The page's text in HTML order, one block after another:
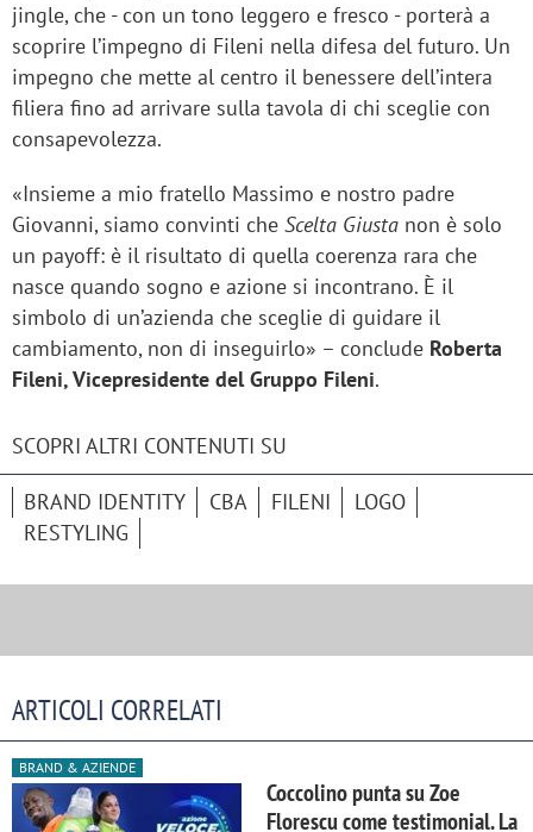
jingle, che - con un tono leggero e fresco - porterà a
scoprire l’impegno di Fileni nella difesa del futuro. Un
impegno che mette al centro il benessere dell’intera
filiera fino ad arrivare sulla tavola di chi sceglie con
consapevolezza.
«Insieme a mio fratello Massimo e nostro padre
Giovanni, siamo convinti che Scelta Giusta non è solo
un payoff: è il risultato di quella coerenza rara che
nasce quando sogno e azione si incontrano. È il
simbolo di un’azienda che sceglie di guidare il
cambiamento, non di inseguirlo» – conclude Roberta
Fileni, Vicepresidente del Gruppo Fileni.
SCOPRI ALTRI CONTENUTI SU
BRAND IDENTITY CBA FILENI
LOGO
RESTYLING
ARTICOLI CORRELATI
BRAND & AZIENDE
Coccolino punta su Zoe
Florescu come testimonial. La